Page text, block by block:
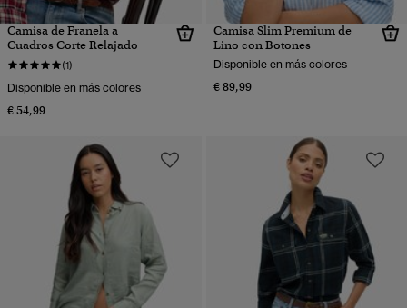
Camisa de Franela a
Cuadros Corte Relajado
(1)
Disponible en más colores
€ 54,99
Camisa Slim Premium de
Lino con Botones
Disponible en más colores
€ 89,99